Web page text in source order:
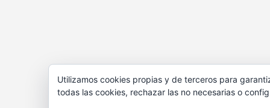
Utilizamos cookies propias y de terceros para
todas las cookies, rechazar las no necesarias o